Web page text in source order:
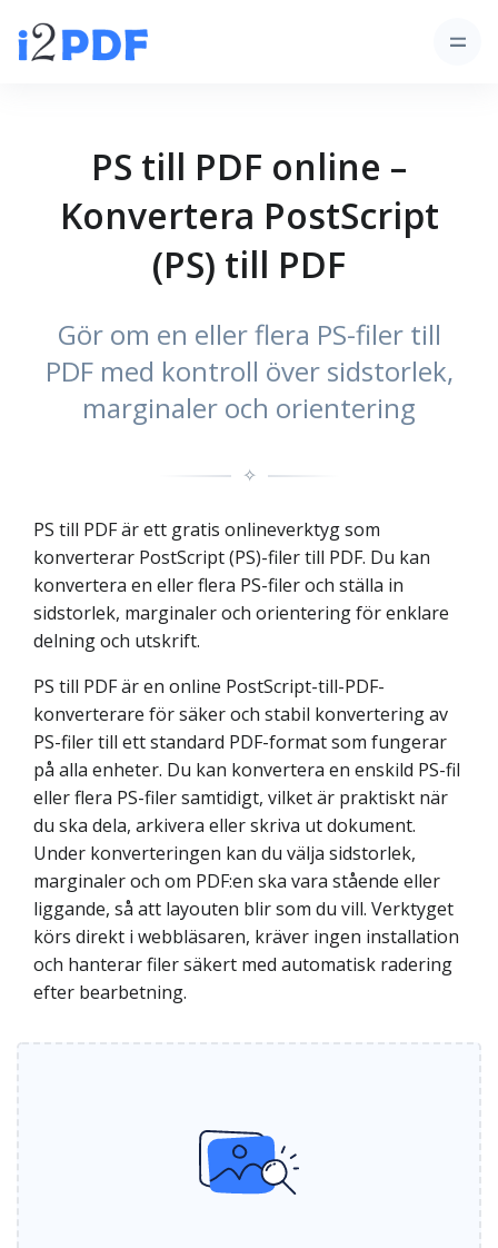
PS till PDF online –
Konvertera PostScript
(PS) till PDF
Gör om en eller flera PS-filer till
PDF med kontroll över sidstorlek,
marginaler och orientering
✧
PS till PDF är ett gratis onlineverktyg som
konverterar PostScript (PS)-filer till PDF. Du kan
konvertera en eller flera PS-filer och ställa in
sidstorlek, marginaler och orientering för enklare
delning och utskrift.
PS till PDF är en online PostScript-till-PDF-
konverterare för säker och stabil konvertering av
PS-filer till ett standard PDF-format som fungerar
på alla enheter. Du kan konvertera en enskild PS-fil
eller flera PS-filer samtidigt, vilket är praktiskt när
du ska dela, arkivera eller skriva ut dokument.
Under konverteringen kan du välja sidstorlek,
marginaler och om PDF:en ska vara stående eller
liggande, så att layouten blir som du vill. Verktyget
körs direkt i webbläsaren, kräver ingen installation
och hanterar filer säkert med automatisk radering
efter bearbetning.